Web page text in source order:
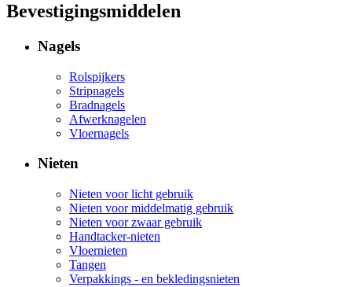
Bevestigingsmiddelen
Nagels
Rolspijkers
Stripnagels
Bradnagels
Afwerknagelen
Vloernagels
Nieten
Nieten voor licht gebruik
Nieten voor middelmatig gebruik
Nieten voor zwaar gebruik
Handtacker-nieten
Vloernieten
Tangen
Verpakkings - en bekledingsnieten